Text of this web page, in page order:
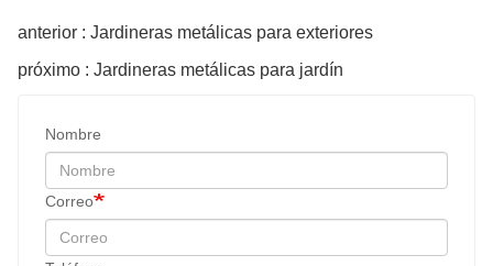
anterior : Jardineras metálicas para exteriores
próximo : Jardineras metálicas para jardín
Nombre
Correo